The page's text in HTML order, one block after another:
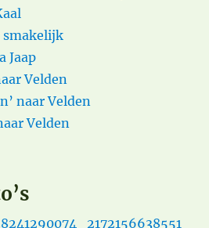
smakelijk
Jaap
Velden
naar Velden
Velden